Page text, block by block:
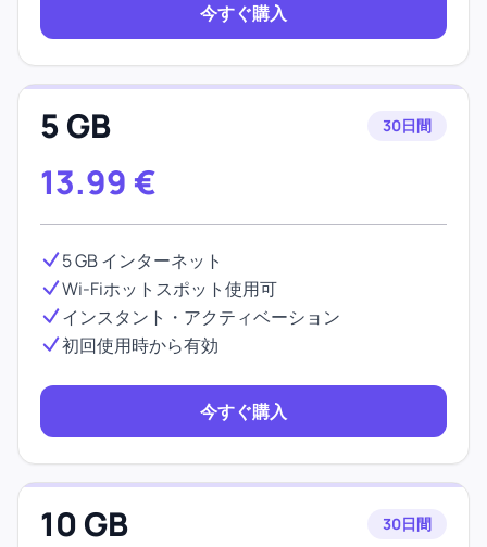
今すぐ購入
5 GB 30日間
13.99 €
5 GB インターネット
Wi-Fiホットスポット使用可
インスタント・アクティベーション
初回使用時から有効
今すぐ購入
10 GB 30日間